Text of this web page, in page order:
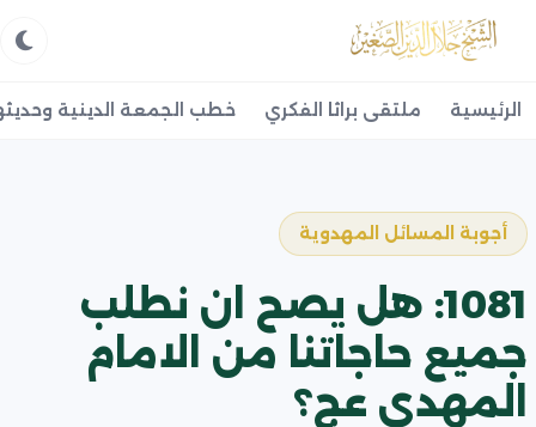
الرئيسية ملتقى براثا الفكري خطب الجمعة الدينية
أجوبة المسائل المهدوية
1081: هل يصح ان نطلب
جميع حاجاتنا من الامام
المهدي عج؟